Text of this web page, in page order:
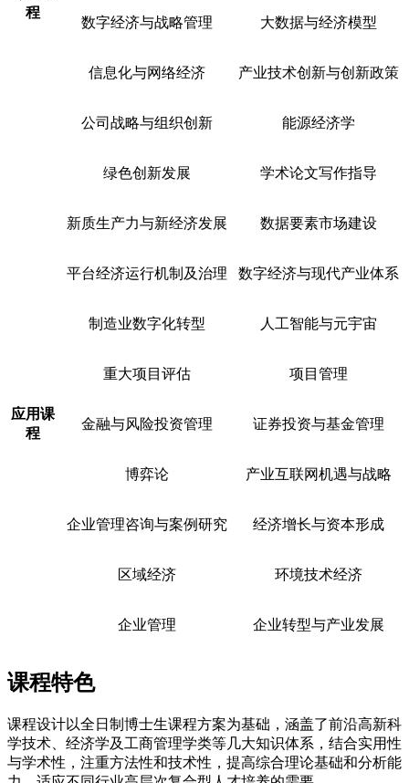
程
数字经济与战略管理 大数据与经济模型
信息化与网络经济 产业技术创新与创新政策
公司战略与组织创新 能源经济学
绿色创新发展 学术论文写作指导
应用课
程
新质生产力与新经济发展 数据要素市场建设
平台经济运行机制及治理 数字经济与现代产业体系
制造业数字化转型 人工智能与元宇宙
重大项目评估 项目管理
金融与风险投资管理 证券投资与基金管理
博弈论 产业互联网机遇与战略
企业管理咨询与案例研究 经济增长与资本形成
区域经济 环境技术经济
企业管理 企业转型与产业发展
课程特色
课程设计以全日制博士生课程方案为基础，涵盖了前沿高新科
学技术、经济学及工商管理学类等几大知识体系，结合实用性
与学术性，注重方法性和技术性，提高综合理论基础和分析能